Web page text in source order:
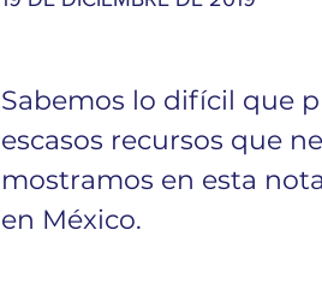
Sabemos lo difícil que
escasos recursos que
mostramos en esta
en México.